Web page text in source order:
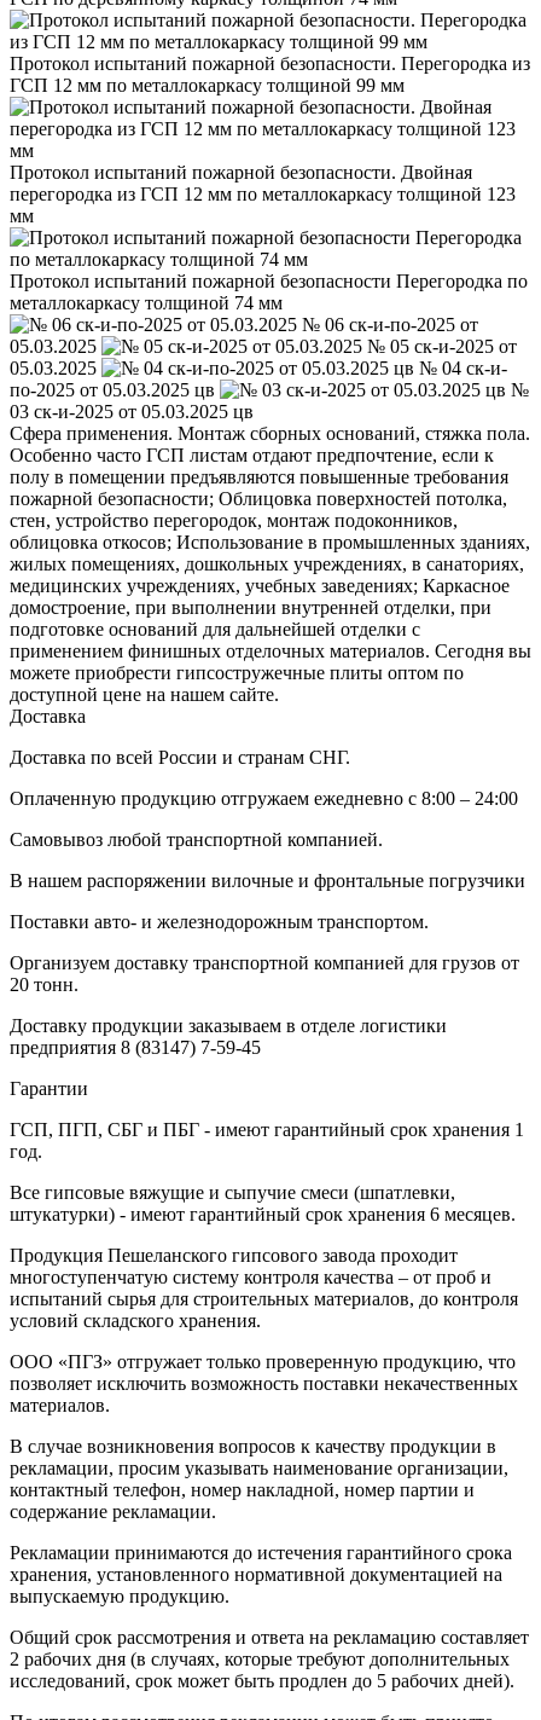
Протокол испытаний пожарной безопасности. Перегородка из
ГСП 12 мм по металлокаркасу толщиной 99 мм
Протокол испытаний пожарной безопасности. Двойная
перегородка из ГСП 12 мм по металлокаркасу толщиной 123
мм
Протокол испытаний пожарной безопасности Перегородка по
металлокаркасу толщиной 74 мм
№ 06 ск-и-по-2025 от
05.03.2025
№ 05 ск-и-2025 от
05.03.2025
№ 04 ск-и-
по-2025 от 05.03.2025 цв
№
03 ск-и-2025 от 05.03.2025 цв
Сфера применения. Монтаж сборных оснований, стяжка пола.
Особенно часто ГСП листам отдают предпочтение, если к
полу в помещении предъявляются повышенные требования
пожарной безопасности; Облицовка поверхностей потолка,
стен, устройство перегородок, монтаж подоконников,
облицовка откосов; Использование в промышленных зданиях,
жилых помещениях, дошкольных учреждениях, в санаториях,
медицинских учреждениях, учебных заведениях; Каркасное
домостроение, при выполнении внутренней отделки, при
подготовке оснований для дальнейшей отделки с
применением финишных отделочных материалов. Сегодня вы
можете приобрести гипсостружечные плиты оптом по
доступной цене на нашем сайте.
Доставка
Доставка по всей России и странам СНГ.
Оплаченную продукцию отгружаем ежедневно с 8:00 – 24:00
Самовывоз любой транспортной компанией.
В нашем распоряжении вилочные и фронтальные погрузчики
Поставки авто- и железнодорожным транспортом.
Организуем доставку транспортной компанией для грузов от
20 тонн.
Доставку продукции заказываем в отделе логистики
предприятия 8 (83147) 7-59-45
Гарантии
ГСП, ПГП, СБГ и ПБГ - имеют гарантийный срок хранения 1
год.
Все гипсовые вяжущие и сыпучие смеси (шпатлевки,
штукатурки) - имеют гарантийный срок хранения 6 месяцев.
Продукция Пешеланского гипсового завода проходит
многоступенчатую систему контроля качества – от проб и
испытаний сырья для строительных материалов, до контроля
условий складского хранения.
ООО «ПГЗ» отгружает только проверенную продукцию, что
позволяет исключить возможность поставки некачественных
материалов.
В случае возникновения вопросов к качеству продукции в
рекламации, просим указывать наименование организации,
контактный телефон, номер накладной, номер партии и
содержание рекламации.
Рекламации принимаются до истечения гарантийного срока
хранения, установленного нормативной документацией на
выпускаемую продукцию.
Общий срок рассмотрения и ответа на рекламацию составляет
2 рабочих дня (в случаях, которые требуют дополнительных
исследований, срок может быть продлен до 5 рабочих дней).